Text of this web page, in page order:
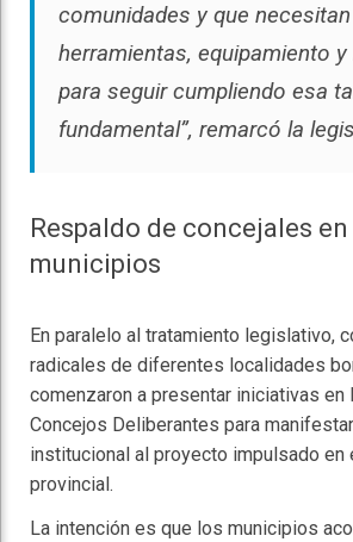
comunidades y que necesitan
herramientas, equipamiento
para seguir cumpliendo esa
fundamental”, remarcó la
Respaldo de concejales
municipios
En paralelo al tratamiento legislativo,
radicales de diferentes localidades
comenzaron a presentar iniciativas
Concejos Deliberantes para
institucional al proyecto impulsado en
provincial.
La intención es que los municipios